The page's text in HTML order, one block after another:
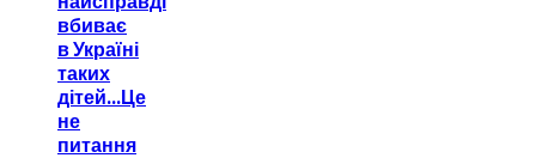
вбиває
в Україні
таких
дітей...Це
не
питання